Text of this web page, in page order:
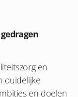
en
duidelijke
en doelen